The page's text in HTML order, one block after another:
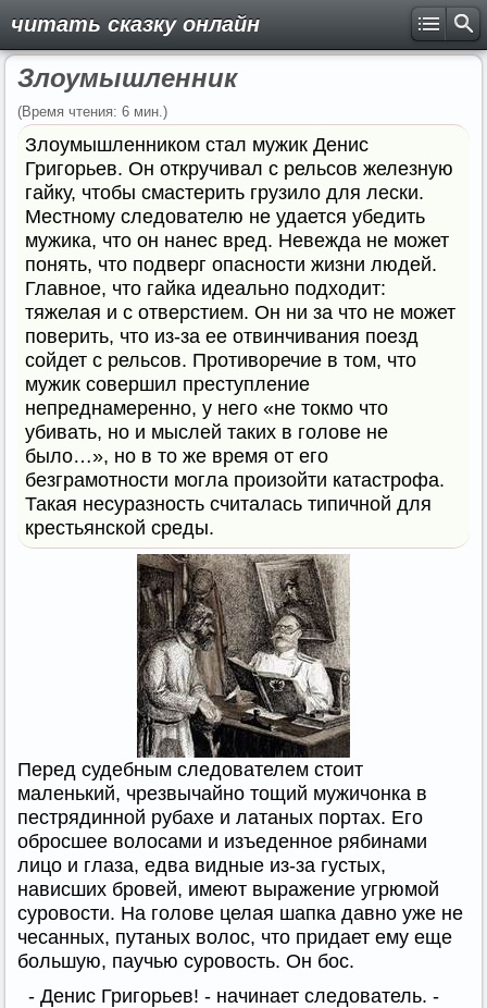
читать сказку онлайн
Злоумышленник
(Время чтения: 6 мин.)
Злоумышленником стал мужик Денис
Григорьев. Он откручивал с рельсов железную
гайку, чтобы смастерить грузило для лески.
Местному следователю не удается убедить
мужика, что он нанес вред. Невежда не может
понять, что подверг опасности жизни людей.
Главное, что гайка идеально подходит:
тяжелая и с отверстием. Он ни за что не может
поверить, что из-за ее отвинчивания поезд
сойдет с рельсов. Противоречие в том, что
мужик совершил преступление
непреднамеренно, у него «не токмо что
убивать, но и мыслей таких в голове не
было…», но в то же время от его
безграмотности могла произойти катастрофа.
Такая несуразность считалась типичной для
крестьянской среды.
Перед судебным следователем стоит
маленький, чрезвычайно тощий мужичонка в
пестрядинной рубахе и латаных портах. Его
обросшее волосами и изъеденное рябинами
лицо и глаза, едва видные из-за густых,
нависших бровей, имеют выражение угрюмой
суровости. На голове целая шапка давно уже не
чесанных, путаных волос, что придает ему еще
большую, паучью суровость. Он бос.
- Денис Григорьев! - начинает следователь. -